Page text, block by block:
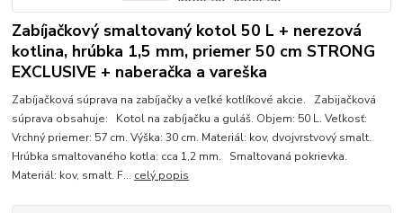
Zabíjačkový smaltovaný kotol 50 L + nerezová
kotlina, hrúbka 1,5 mm, priemer 50 cm STRONG
EXCLUSIVE + naberačka a vareška
Zabíjačková súprava na zabíjačky a veľké kotlíkové akcie. Zabijačková
súprava obsahuje: Kotol na zabíjačku a guláš. Objem: 50 L. Veľkosť:
Vrchný priemer: 57 cm. Výška: 30 cm. Materiál: kov, dvojvrstvový smalt.
Hrúbka smaltovaného kotla: cca 1,2 mm. Smaltovaná pokrievka.
Materiál: kov, smalt. F... celý popis